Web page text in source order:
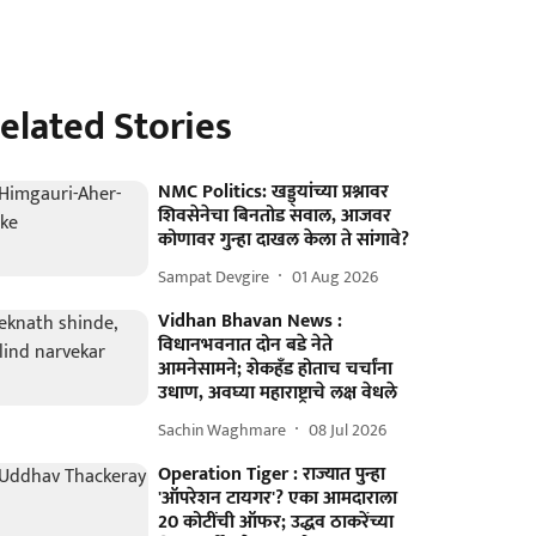
Stories
NMC Politics: खड्ड्यांच्या प्रश्नावर
शिवसेनेचा बिनतोड सवाल, आजवर
कोणावर गुन्हा दाखल केला ते सांगावे?
Sampat Devgire 01 Aug 2026
Vidhan Bhavan News :
विधानभवनात दोन बडे नेते
आमनेसामने; शेकहँड होताच चर्चांना
उधाण, अवघ्या महाराष्ट्राचे लक्ष वेधले
Sachin Waghmare 08 Jul 2026
Operation Tiger : राज्यात पुन्हा
'ऑपरेशन टायगर'? एका आमदाराला
20 कोटींची ऑफर; उद्धव ठाकरेंच्या